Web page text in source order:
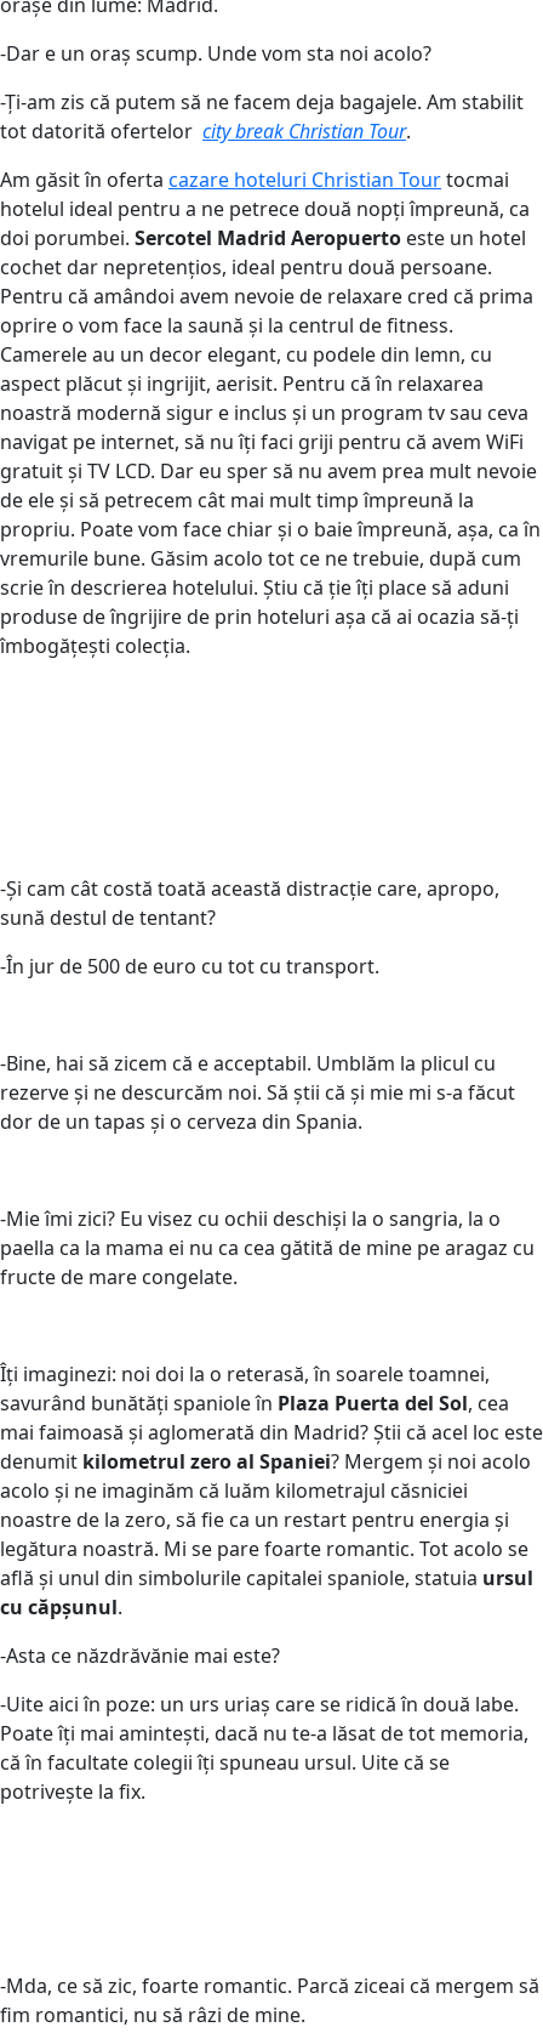
-Dar e un oraș scump. Unde vom sta noi acolo?
-Ți-am zis că putem să ne facem deja bagajele. Am stabilit
tot datorită ofertelor city break Christian Tour.
Am găsit în oferta cazare hoteluri Christian Tourtocmai
hotelul ideal pentru a ne petrece două nopți împreună, ca
doi porumbei. Sercotel Madrid Aeropuerto este un hotel
cochet dar nepretențios, ideal pentru două persoane.
Pentru că amândoi avem nevoie de relaxare cred că prima
oprire o vom face la saună și la centrul de fitness.
Camerele au un decor elegant, cu podele din lemn, cu
aspect plăcut și ingrijit, aerisit. Pentru că în relaxarea
noastră modernă sigur e inclus și un program tv sau ceva
navigat pe internet, să nu îți faci griji pentru că avem WiFi
gratuit și TV LCD. Dar eu sper să nu avem prea mult nevoie
de ele și să petrecem cât mai mult timp împreună la
propriu. Poate vom face chiar și o baie împreună, așa, ca în
vremurile bune. Găsim acolo tot ce ne trebuie, după cum
scrie în descrierea hotelului. Știu că ție îți place să aduni
produse de îngrijire de prin hoteluri așa că ai ocazia să-ți
îmbogățești colecția.
-Și cam cât costă toată această distracție care, apropo,
sună destul de tentant?
-În jur de 500 de euro cu tot cu transport.
-Bine, hai să zicem că e acceptabil. Umblăm la plicul cu
rezerve și ne descurcăm noi. Să știi că și mie mi s-a făcut
dor de un tapas și o cerveza din Spania.
-Mie îmi zici? Eu visez cu ochii deschiși la o sangria, la o
paella ca la mama ei nu ca cea gătită de mine pe aragaz cu
fructe de mare congelate.
Îți imaginezi: noi doi la o reterasă, în soarele toamnei,
savurând bunătăți spaniole în Plaza Puerta del Sol, cea
mai faimoasă și aglomerată din Madrid? Știi că acel loc este
denumit kilometrul zero al Spaniei? Mergem și noi acolo
acolo și ne imaginăm că luăm kilometrajul căsniciei
noastre de la zero, să fie ca un restart pentru energia și
legătura noastră. Mi se pare foarte romantic. Tot acolo se
află și unul din simbolurile capitalei spaniole, statuia ursul
cu căpșunul.
-Asta ce năzdrăvănie mai este?
-Uite aici în poze: un urs uriaș care se ridică în două labe.
Poate îți mai amintești, dacă nu te-a lăsat de tot memoria,
că în facultate colegii îți spuneau ursul. Uite că se
potrivește la fix.
-Mda, ce să zic, foarte romantic. Parcă ziceai că mergem să
fim romantici, nu să râzi de mine.